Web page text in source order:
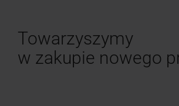
Towarzyszymy
w zakupie nowego